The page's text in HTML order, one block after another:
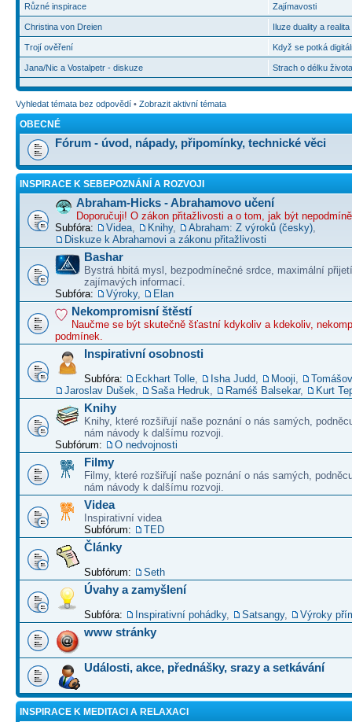
Různé inspirace
Christina von Dreien
Trojí ověření
Jana/Nic a Vostalpetr - diskuze
Zajímavosti
Iluze duality a
Když se potká
Strach o délku
Vyhledat témata bez odpovědí • Zobrazit aktivní témata
OBECNÉ
Fórum - úvod, nápady, připomínky, technické věci
INSPIRACE K SEBEPOZNÁNÍ A ROZVOJI
Abraham-Hicks - Abrahamovo učení
Doporučuji! O zákon přitažlivosti a o tom, jak být
Subfóra:
Videa Knihy, Abraham: Z výroků (česky)
Diskuze k Abrahamovi a zákonu přitažlivosti
Bashar
Bystrá hbitá mysl, bezpodmínečné srdce, maximální
zajímavých informací.
Subfóra:
Výroky, Elan
Nekompromisní štěstí
Naučme se být skutečně šťastní kdykoliv a kdekoliv,
podmínek.
Inspirativní osobnosti
Subfóra: Eckhart Tolle Isha Judd Mooji
Jaroslav Dušek
Saša Hedruk Raméš Balsekar, Kurt
Knihy
Knihy, které rozšiřují naše poznání o nás samých,
nám návody k dalšímu rozvoji.
Subfórum:
O nedvojnosti
Filmy
Filmy, které rozšiřují naše poznání o nás samých,
nám návody k dalšímu rozvoji.
Videa
Inspirativní videa
Subfórum:
TED
Články
Subfórum: Seth
Úvahy a zamyšlení
Subfóra: Inspirativní pohádky, Satsangy, Výroky
www stránky
Události, akce, přednášky, srazy a setkávání
INSPIRACE K MEDITACI A RELAXACI